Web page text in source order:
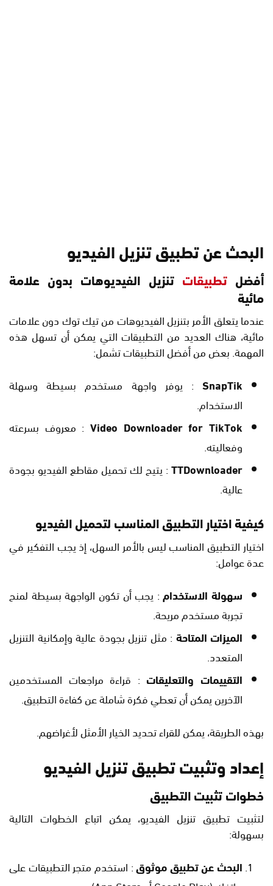
البحث عن تطبيق تنزيل الفيديو
أفضلتطبيقات تنزيل الفيديوهات بدون علامة
مائية
عندما يتعلق الأمر بتنزيل الفيديوهات من تيك توك دون علامات
مائية، هناك العديد من التطبيقات التي يمكن أن تسهل هذه
المهمة. بعض من أفضل التطبيقات تشمل:
SnapTik : يوفر واجهة مستخدم بسيطة وسهلة
الاستخدام.
Video Downloader for TikTok : معروف بسرعته
وفعاليته.
TTDownloader: يتيح لك تحميل مقاطع الفيديو بجودة
عالية.
كيفية اختيار التطبيق المناسب لتحميل الفيديو
اختيار التطبيق المناسب ليس بالأمر السهل، إذ يجب التفكير في
عدة عوامل:
سهولة الاستخدام: يجب أن تكون الواجهة بسيطة لمنح
تجربة مستخدم مريحة.
الميزات المتاحة : مثل تنزيل بجودة عالية وإمكانية التنزيل
المتعدد.
التقييمات والتعليقات : قراءة مراجعات المستخدمين
الآخرين يمكن أن تعطي فكرة شاملة عن كفاءة التطبيق.
بهذه الطريقة، يمكن للقراء تحديد الخيار الأمثل لأغراضهم.
إعداد وتثبيت تطبيق تنزيل الفيديو
خطوات تثبيت التطبيق
لتثبيت تطبيق تنزيل الفيديو، يمكن اتباع الخطوات التالية
بسهولة:
البحث عن تطبيق موثوق: استخدم متجر التطبيقات على